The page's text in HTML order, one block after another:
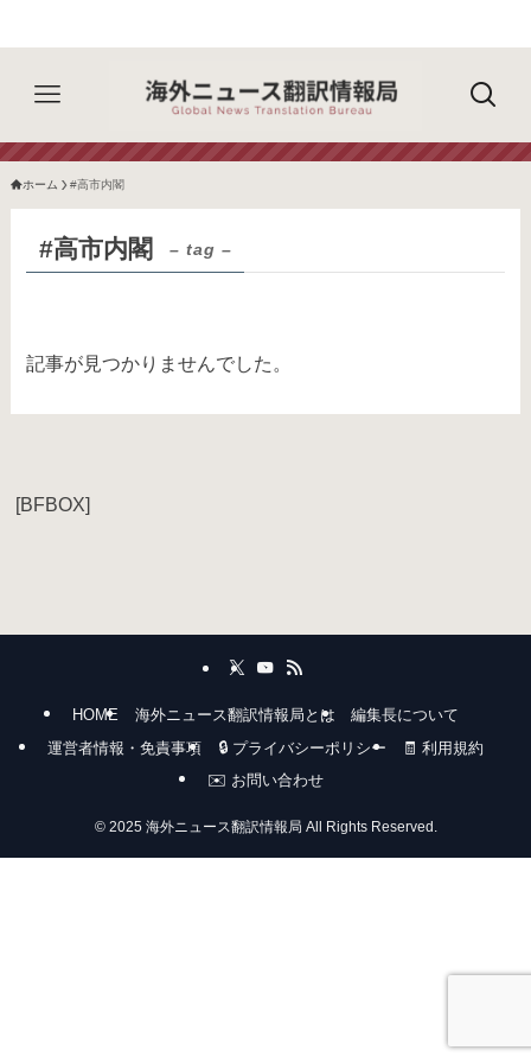
ホーム #高市内閣
#高市内閣 – tag –
記事が見つかりませんでした。
[BFBOX]
HOME 海外ニュース翻訳情報局とは
編集長について
運営者情報・免責事項
🔒 プライバシーポリシー
🧾 利用規約
✉️ お問い合わせ
©2025 海外ニュース翻訳情報局 All Rights Reserved.